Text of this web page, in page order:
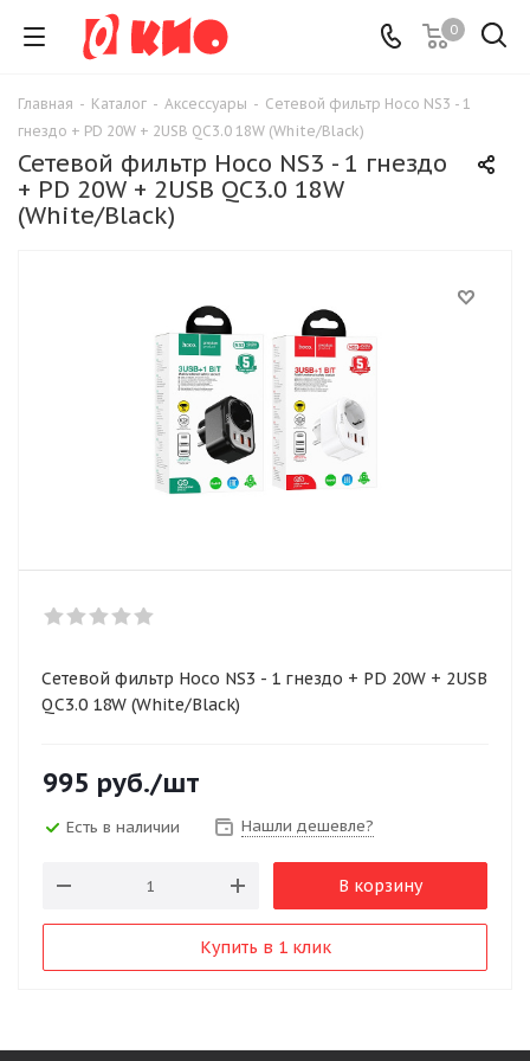
0
Главная - Каталог - Аксессуары - Сетевой фильтр Hoco NS3 - 1
гнездо + PD 20W + 2USB QC3.0 18W (White/Black)
Сетевой фильтр Hoco NS3 - 1 гнездо
+ PD 20W + 2USB QC3.0 18W
(White/Black)
Сетевой фильтр Hoco NS3 - 1 гнездо + PD 20W + 2USB
QC3.0 18W (White/Black)
995 руб./шт
Есть в наличии Нашли дешевле?
В корзину
Купить в 1 клик